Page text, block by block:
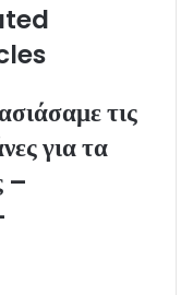
τις
για τα
–